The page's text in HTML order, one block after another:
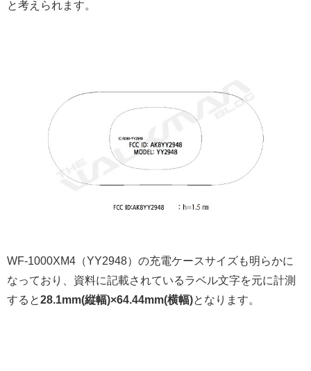
と考えられます。
WF-1000XM4（YY2948）の充電ケースサイズも明らかに
なっており、資料に記載されているラベル文字を元に計測
すると28.1mm(縦幅)×64.44mm(横幅)となります。